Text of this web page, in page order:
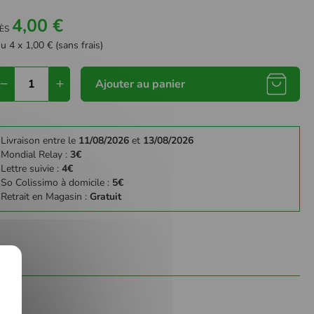
4,00 €
4 x 1,00 € (sans frais)
Ajouter au panier
Livraison entre le 11/08/2026 et 13/08/2026
Mondial Relay : 3€
Lettre suivie : 4€
So Colissimo à domicile : 5€
Retrait en Magasin : Gratuit